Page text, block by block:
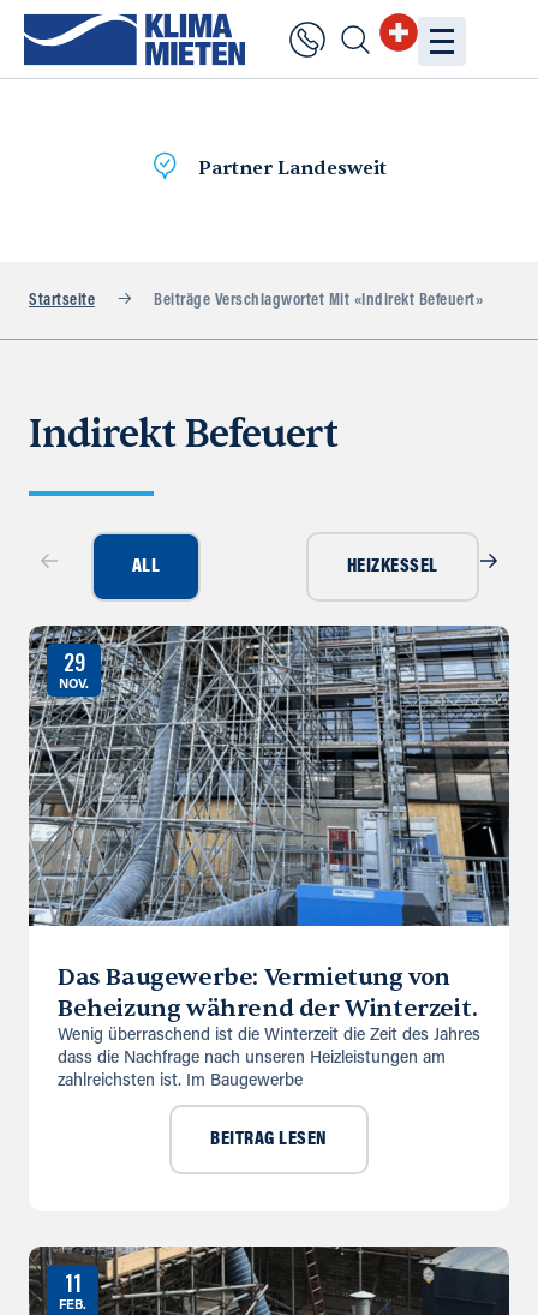
Partner Landesweit
Startseite Beiträge Verschlagwortet Mit «Indirekt Befeuert»
Indirekt Befeuert
ALL HEIZKESSEL
29
NOV.
Das Baugewerbe: Vermietung von
Beheizung während der Winterzeit.
Wenig überraschend ist die Winterzeit die Zeit des Jahres
dass die Nachfrage nach unseren Heizleistungen am
zahlreichsten ist. Im Baugewerbe
BEITRAG LESEN
11
FEB.